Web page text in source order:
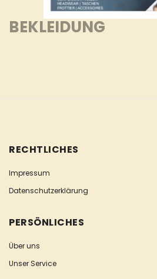
BEKLEIDUNG
RECHTLICHES
Impressum
Datenschutzerklärung
PERSÖNLICHES
Über uns
Unser Service